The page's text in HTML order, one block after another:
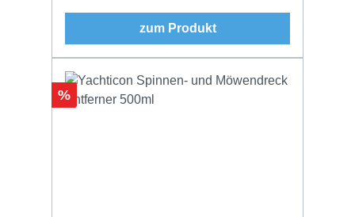
zum Produkt
Rabatt
%